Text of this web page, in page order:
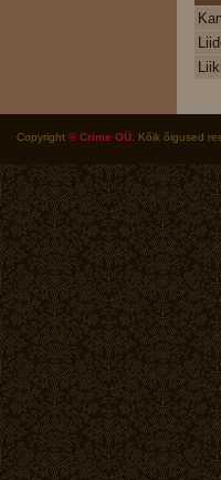
Copyright © Crime OÜ . Kõik õigused